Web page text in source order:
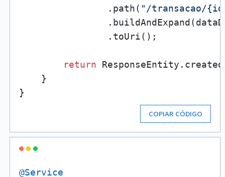
                .path(
"/transacao/
                .toUri();
return
    }
COPIAR CÓDIGO
@Service